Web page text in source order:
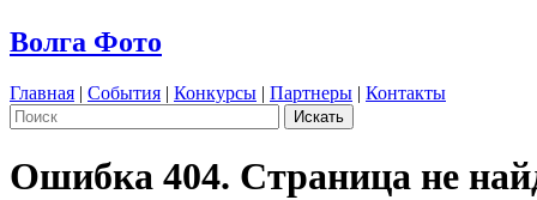
Волга Фото
Главная | События | Конкурсы | Партнеры | Контакты
Ошибка 404. Страница не